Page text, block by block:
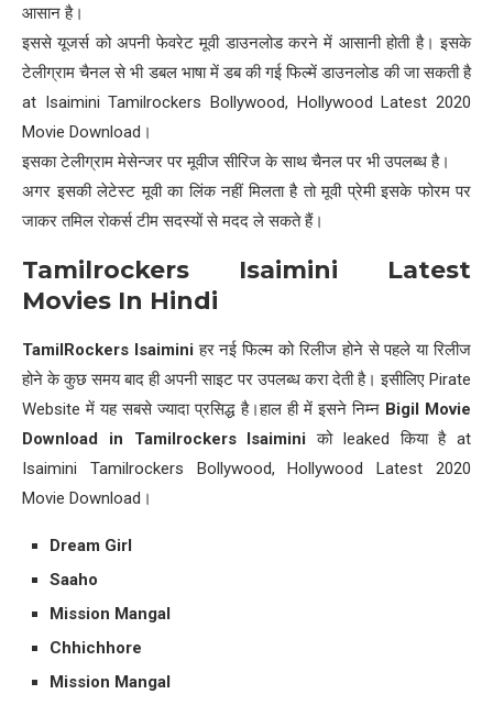
आसान है।
इससे यूजर्स को अपनी फेवरेट मूवी डाउनलोड करने में आसानी होती है। इसके
टेलीग्राम चैनल से भी डबल भाषा में डब की गई फिल्में डाउनलोड की जा सकती है
at Isaimini Tamilrockers Bollywood, Hollywood Latest 2020
Movie Download।
इसका टेलीग्राम मेसेन्जर पर मूवीज सीरिज के साथ चैनल पर भी उपलब्ध है।
अगर इसकी लेटेस्ट मूवी का लिंक नहीं मिलता है तो मूवी प्रेमी इसके फोरम पर
जाकर तमिल रोकर्स टीम सदस्यों से मदद ले सकते हैं।
Tamilrockers Isaimini Latest
Movies In Hindi
TamilRockers Isaimini हर नई फिल्म को रिलीज होने से पहले या रिलीज
होने के कुछ समय बाद ही अपनी साइट पर उपलब्ध करा देती है। इसीलिए Pirate
Website में यह सबसे ज्यादा प्रसिद्ध है।हाल ही में इसने निम्न Bigil Movie
Download in Tamilrockers Isaimini को leaked किया है at
Isaimini Tamilrockers Bollywood, Hollywood Latest 2020
Movie Download।
Dream Girl
Saaho
Mission Mangal
Chhichhore
Mission Mangal